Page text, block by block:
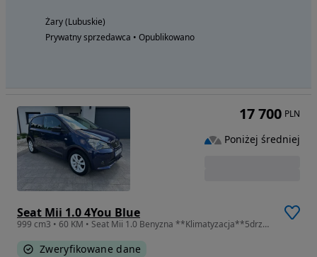
Żary (Lubuskie)
Prywatny sprzedawca • Opublikowano
Seat Mii 1.0 4You Blue
999 cm3 • 60 KM • Seat Mii 1.0 Benyzna **Klimatyzacja**5drzwi**Zarejestrowany
Zweryfikowane dane
17 700 PLN
Poniżej średniej